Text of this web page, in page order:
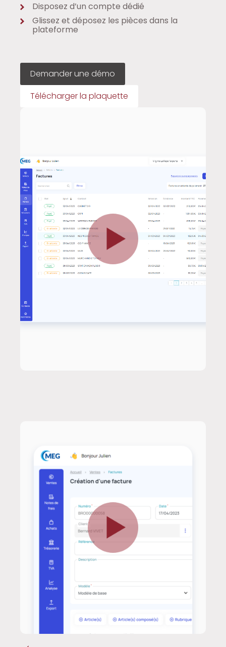
Disposez d’un compte dédié
Glissez et déposez les pièces dans la
plateforme
Demander une démo
Télécharger la plaquette